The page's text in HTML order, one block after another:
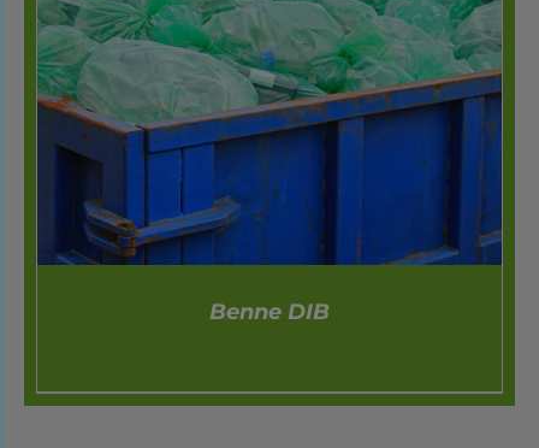
Benne DIB